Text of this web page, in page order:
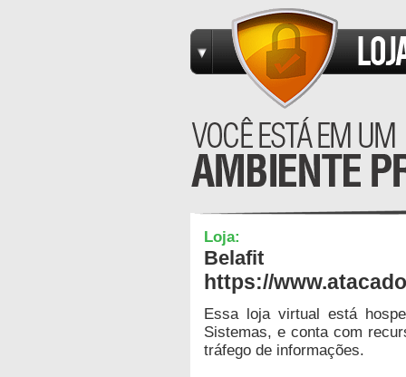
Loja:
Belafit
https://
Essa loja virtual está
Sistemas, e conta com
tráfego de informações.